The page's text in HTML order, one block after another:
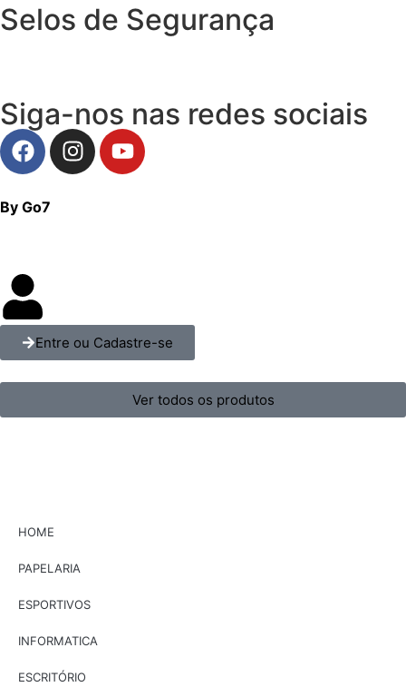
Selos de Segurança
Siga-nos nas redes sociais
By Go7
Entre ou Cadastre-se
Ver todos os produtos
HOME
PAPELARIA
ESPORTIVOS
INFORMATICA
ESCRITÓRIO